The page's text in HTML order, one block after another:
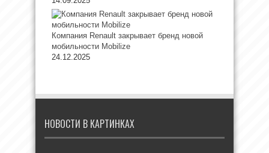
Компания Renault закрывает бренд новой
мобильности Mobilize
24.12.2025
НОВОСТИ В КАРТИНКАХ